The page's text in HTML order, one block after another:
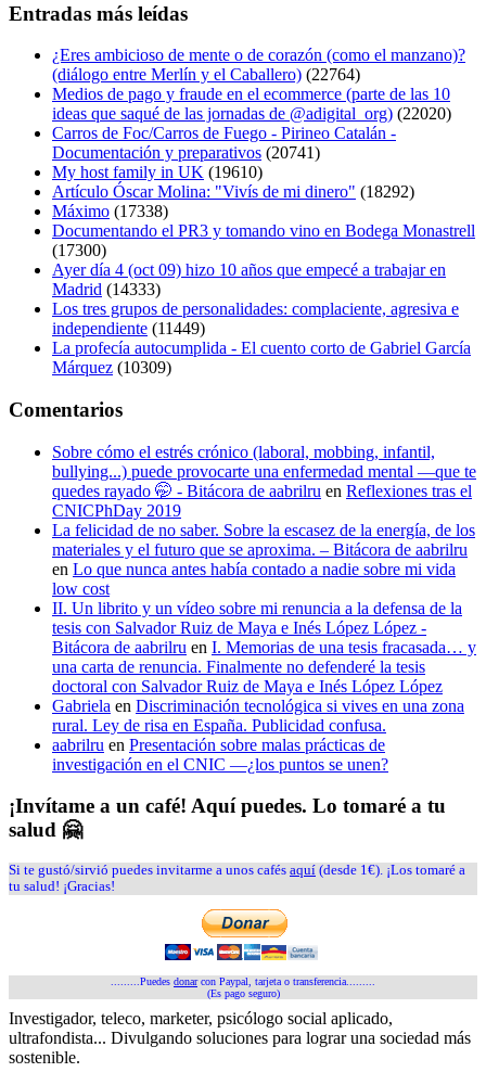
Entradas más leídas
¿Eres ambicioso de mente o de corazón (como el manzano)?
(diálogo entre Merlín y el Caballero) (22764)
Medios de pago y fraude en el ecommerce (parte de las 10
ideas que saqué de las jornadas de @adigital_org) (22020)
Carros de Foc/Carros de Fuego - Pirineo Catalán -
Documentación y preparativos (20741)
My host family in UK (19610)
Artículo Óscar Molina: "Vivís de mi dinero" (18292)
Máximo (17338)
Documentando el PR3 y tomando vino en Bodega Monastrell
(17300)
Ayer día 4 (oct 09) hizo 10 años que empecé a trabajar en
Madrid (14333)
Los tres grupos de personalidades: complaciente, agresiva e
independiente (11449)
La profecía autocumplida - El cuento corto de Gabriel García
Márquez (10309)
Comentarios
Sobre cómo el estrés crónico (laboral, mobbing, infantil,
bullying...) puede provocarte una enfermedad mental —que te
quedes rayado 🤭 - Bitácora de aabrilru en Reflexiones tras el
CNICPhDay 2019
La felicidad de no saber. Sobre la escasez de la energía, de los
materiales y el futuro que se aproxima. – Bitácora de aabrilru
en Lo que nunca antes había contado a nadie sobre mi vida
low cost
II. Un librito y un vídeo sobre mi renuncia a la defensa de la
tesis con Salvador Ruiz de Maya e Inés López López -
Bitácora de aabrilru en I. Memorias de una tesis fracasada… y
una carta de renuncia. Finalmente no defenderé la tesis
doctoral con Salvador Ruiz de Maya e Inés López López
Gabriela en Discriminación tecnológica si vives en una zona
rural. Ley de risa en España. Publicidad confusa.
aabrilru en Presentación sobre malas prácticas de
investigación en el CNIC —¿los puntos se unen?
¡Invítame a un café! Aquí puedes. Lo tomaré a tu
salud 🤗
Si te gustó/sirvió puedes invitarme a unos cafés aquí (desde 1€). ¡Los tomaré a
tu salud! ¡Gracias!
.........Puedes donarcon Paypal, tarjeta o transferencia.........
(Es pago seguro)
Investigador, teleco, marketer, psicólogo social aplicado,
ultrafondista... Divulgando soluciones para lograr una sociedad más
sostenible.